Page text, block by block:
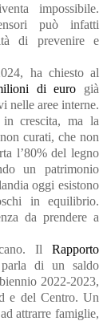
impossibile.
può infatti
di prevenire e
ha chiesto al
di euro già
nelle aree interne.
crescita, ma la
curati, che non
l’80% del legno
un patrimonio
oggi esistono
in equilibrio.
da prendere a
Il Rapporto
di un saldo
2022-2023,
e del Centro. Un
attrarre famiglie,